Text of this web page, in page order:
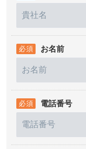
お名前
電話番号